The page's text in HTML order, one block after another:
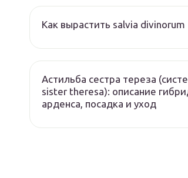
Как вырастить salvia divinorum
Астильба сестра тереза
sister theresa): описание
арденса, посадка и уход